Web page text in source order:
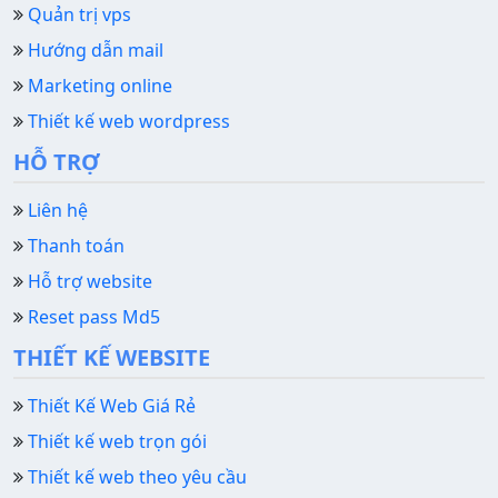
Quản trị vps
Hướng dẫn mail
Marketing online
Thiết kế web wordpress
HỖ TRỢ
Liên hệ
Thanh toán
Hỗ trợ website
Reset pass Md5
THIẾT KẾ WEBSITE
Thiết Kế Web Giá Rẻ
Thiết kế web trọn gói
Thiết kế web theo yêu cầu